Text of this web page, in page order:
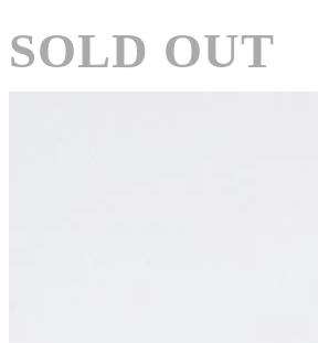
SOLD OUT